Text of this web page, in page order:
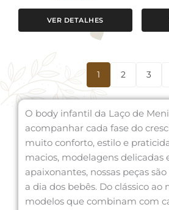
VER DETALHES
1 2 3
O body infantil da Laço de
acompanhar cada fase do
muito conforto, estilo e
macios, modelagens delicadas
apaixonantes, nossas peças
a dia dos bebês. Do clássico ao
modelos que combinam com